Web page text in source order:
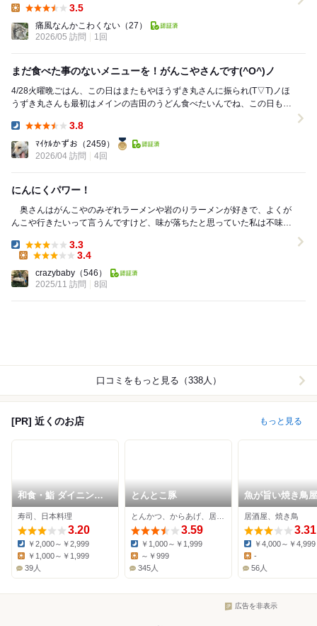
3.5
痛風なんかこわくない （27）
2026/05 訪問
1回
まだ食べた事のないメニューを！がんこやさんです(^O^)ノ
4/28火曜晩ごはん、この日はまたもやほうずき丸さんに振られ(T▽T)ノほ
うずき丸さんも最初はメインの吉田のうどん食べたいんでね、この日も定
3.8
ﾏｲｹﾙかずお （2459）
2026/04 訪問
4回
にんにくパワー！
奥さんはがんこやのみぞれラーメンや岩のりラーメンが好きで、よくが
んこや行きたいって言うんですけど、味が落ちたと思っていた私は不味く
Dinner:
3.3
3.4
crazybaby （546）
2025/11 訪問
8回
口コミをもっと見る（338人）
[PR] 近くのお店 もっと見る
和食・鮨 ダイニング
天龍本店 つくば学園
店
寿司、日本料理
3.20
Dinner:
￥2,000～￥2,999
Lunch:
￥1,000～￥1,999
39人
とんとこ豚
3.59
Dinner:
￥1,000～￥1,999
～￥999
345人
魚が旨い焼き鳥
居酒屋、焼き鳥
3.31
Dinner:
￥4,000～￥4,999
Lunch:
-
56人
広告を非表示